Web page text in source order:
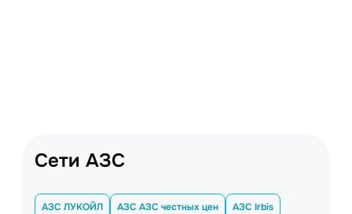
Сети АЗС
АЗС ЛУКОЙЛ АЗС АЗС честных цен АЗС Irbis